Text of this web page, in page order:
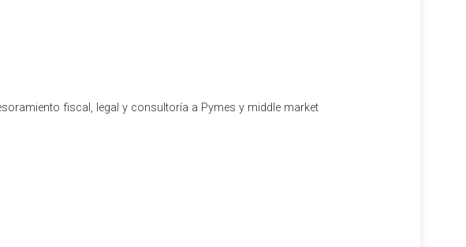
fiscal, legal y consultoría a Pymes y middle market